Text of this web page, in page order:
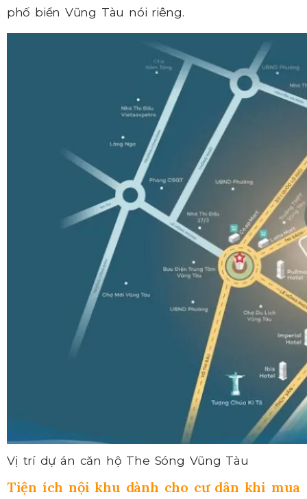
phố biển Vũng Tàu nói riêng.
Vị trí dự án căn hộ The Sóng Vũng Tàu
Tiện ích nội khu dành cho cư dân khi mua